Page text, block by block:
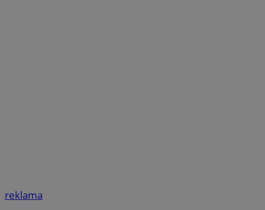
reklama